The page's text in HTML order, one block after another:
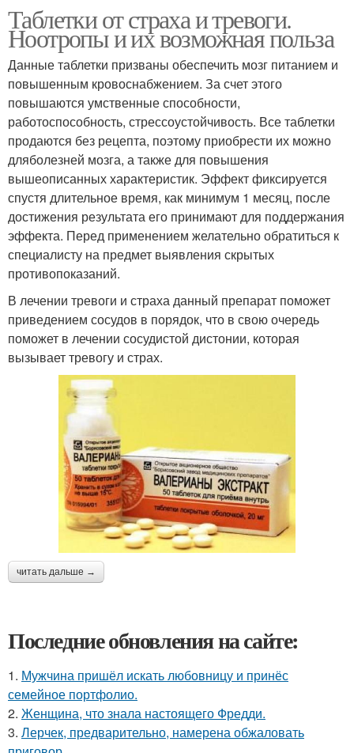
Таблетки от страха и тревоги.
Ноотропы и их возможная польза
Данные таблетки призваны обеспечить мозг питанием и
повышенным кровоснабжением. За счет этого
повышаются умственные способности,
работоспособность, стрессоустойчивость. Все таблетки
продаются без рецепта, поэтому приобрести их можно
дляболезней мозга, а также для повышения
вышеописанных характеристик. Эффект фиксируется
спустя длительное время, как минимум 1 месяц, после
достижения результата его принимают для поддержания
эффекта. Перед применением желательно обратиться к
специалисту на предмет выявления скрытых
противопоказаний.
В лечении тревоги и страха данный препарат поможет
приведением сосудов в порядок, что в свою очередь
поможет в лечении сосудистой дистонии, которая
вызывает тревогу и страх.
читать дальше →
Последние обновления на сайте:
1. Мужчина пришёл искать любовницу и принёс
семейное портфолио.
2. Женщина, что знала настоящего Фредди.
3. Лерчек, предварительно, намерена обжаловать